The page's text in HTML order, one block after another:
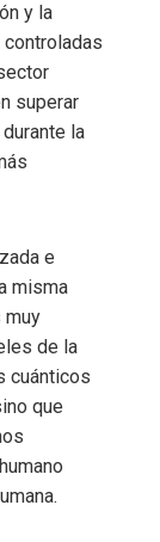
y la
superar
la
e
misma
muy
de la
cuánticos
que